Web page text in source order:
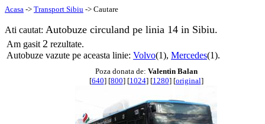
Acasa -> Transport Sibiu -> Cautare
Ati cautat: Autobuze circuland pe linia 14 in Sibiu.
Am gasit 2 rezultate.
Autobuze vazute pe aceasta linie: Volvo(1), Mercedes(1).
Poza donata de: Valentin Balan
[640] [800] [1024] [1280] [original]